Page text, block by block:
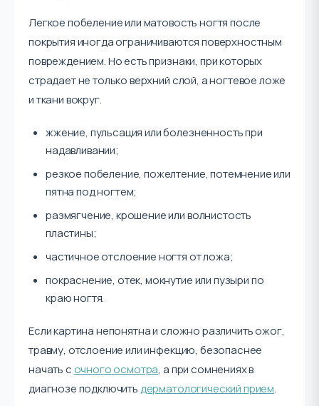
Легкое побеление или матовость ногтя после
покрытия иногда ограничиваются поверхностным
повреждением. Но есть признаки, при которых
страдает не только верхний слой, а ногтевое ложе
и ткани вокруг.
жжение, пульсация или болезненность при
надавливании;
резкое побеление, пожелтение, потемнение или
пятна под ногтем;
размягчение, крошение или волнистость
пластины;
частичное отслоение ногтя от ложа;
покраснение, отек, мокнутие или пузыри по
краю ногтя.
Если картина непонятна и сложно различить ожог,
травму, отслоение или инфекцию, безопаснее
начать с очного осмотра, а при сомнениях в
диагнозе подключитьдерматологический прием.